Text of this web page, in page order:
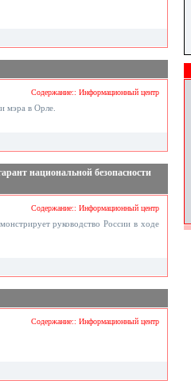
Содержание:: Информационный центр
мэра в Орле.
национальной безопасности
Содержание:: Информационный центр
руководство России в ходе
Содержание:: Информационный центр